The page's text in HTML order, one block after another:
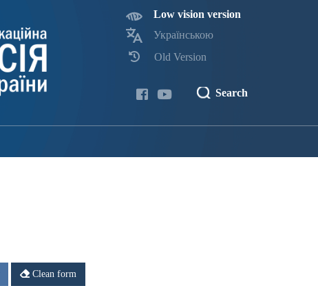
Low vision version
Українською
Old Version
Search
Clean form